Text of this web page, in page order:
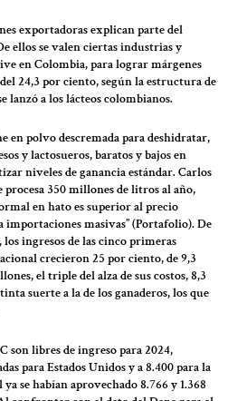
exportadoras explican parte del
ellos se valen ciertas industrias y
en Colombia, para lograr márgenes
24,3 por ciento, según la estructura de
lanzó a los lácteos colombianos.
en polvo descremada para deshidratar,
y lactosueros, baratos y bajos en
niveles de ganancia estándar. Carlos
350 millones de litros al año,
en hato es superior al precio
masivas” (Portafolio). De
ingresos de las cinco primeras
crecieron 25 por ciento, de 9,3
el triple del alza de sus costos, 8,3
suerte a la de los ganaderos, los que
son libres de ingreso para 2024,
para Estados Unidos y a 8.400 para la
se habían aprovechado 8.766 y 1.368